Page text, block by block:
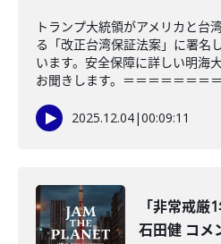
トランプ大統領がアメリカと台
る「改正台湾保証法案」に署名
います。安全保障に詳しい明海
お聞きします。＝＝＝＝＝＝＝
2025.12.04|00:09:11
「非常戒厳
石田健 コメ